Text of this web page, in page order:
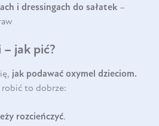
i dressingach do sałatek –
jak pić?
jak podawać oxymel dzieciom.
to dobrze:
rozcieńczyć.